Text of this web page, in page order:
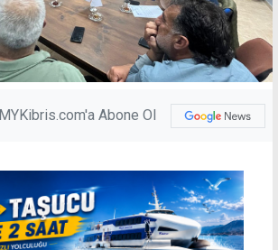
MYKibris.com'a Abone Ol